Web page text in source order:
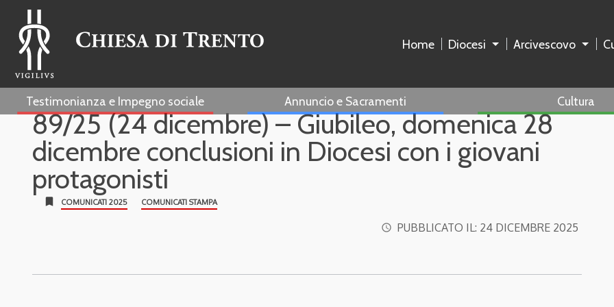
Home Diocesi Arcivescovo
Testimonianza e Impegno sociale Annuncio e Sacramenti Cultura
89/25 (24 dicembre) – Giubileo, domenica 28
dicembre conclusioni in Diocesi con i giovani
protagonisti
bookmark COMUNICATI 2025 COMUNICATI STAMPA
access_time PUBBLICATO IL: 24 DICEMBRE 2025